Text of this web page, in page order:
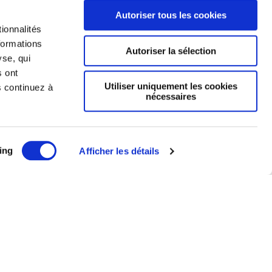
qui
ont
continuez à
Afficher les détails
Autoriser tous les cookies
Autoriser la sélection
Utiliser uniquement les cookies
nécessaires
Mentions légales